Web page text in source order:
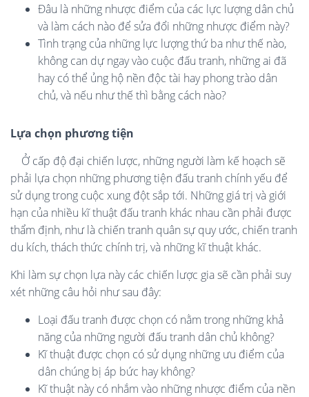
Đâu là những nhược điểm của các lực lượng dân chủ
và làm cách nào để sửa đổi những nhược điểm này?
Tình trạng của những lực lượng thứ ba như thế nào,
không can dự ngay vào cuộc đấu tranh, những ai đã
hay có thể ủng hộ nền độc tài hay phong trào dân
chủ, và nếu như thế thì bằng cách nào?
Lựa chọn phương tiện
Ở cấp độ đại chiến lược, những người làm kế hoạch sẽ
phải lựa chọn những phương tiện đấu tranh chính yếu để
sử dụng trong cuộc xung đột sắp tới. Những giá trị và giới
hạn của nhiều kĩ thuật đấu tranh khác nhau cần phải được
thẩm định, như là chiến tranh quân sự quy ước, chiến tranh
du kích, thách thức chính trị, và những kĩ thuật khác.
Khi làm sự chọn lựa này các chiến lược gia sẽ cần phải suy
xét những câu hỏi như sau đây:
Loại đấu tranh được chọn có nằm trong những khả
năng của những người đấu tranh dân chủ không?
Kĩ thuật được chọn có sử dụng những ưu điểm của
dân chúng bị áp bức hay không?
Kĩ thuật này có nhắm vào những nhược điểm của nền